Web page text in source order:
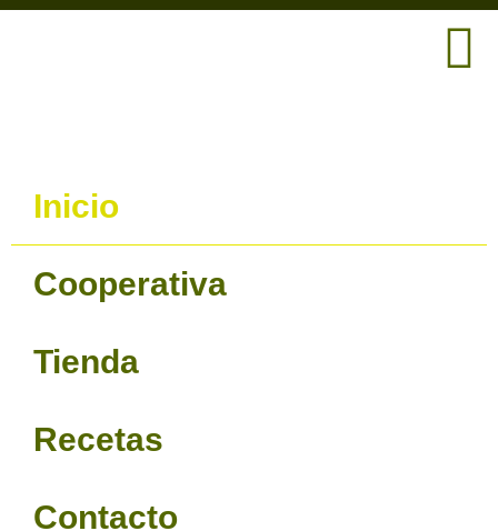
Inicio
Cooperativa
Tienda
Recetas
Contacto